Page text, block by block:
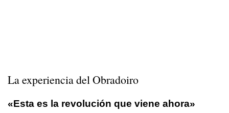
La experiencia delObradoiro
«Esta es la revolución que viene ahora»